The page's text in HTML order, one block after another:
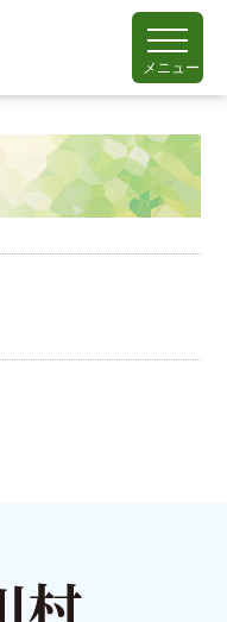
メニュー